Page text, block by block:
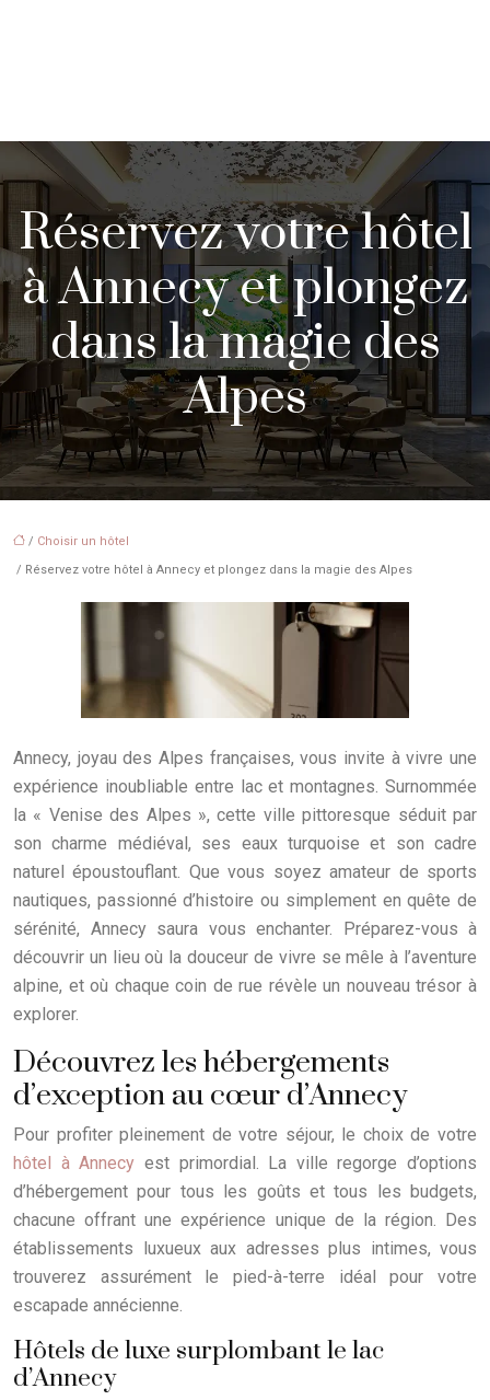
Réservez votre hôtel
à Annecy et plongez
dans la magie des
Alpes
/ Choisir un hôtel
/ Réservez votre hôtel à Annecy et plongez dans la magie des Alpes
Annecy, joyau des Alpes françaises, vous invite à vivre une
expérience inoubliable entre lac et montagnes. Surnommée
la « Venise des Alpes », cette ville pittoresque séduit par
son charme médiéval, ses eaux turquoise et son cadre
naturel époustouflant. Que vous soyez amateur de sports
nautiques, passionné d’histoire ou simplement en quête de
sérénité, Annecy saura vous enchanter. Préparez-vous à
découvrir un lieu où la douceur de vivre se mêle à l’aventure
alpine, et où chaque coin de rue révèle un nouveau trésor à
explorer.
Découvrez les hébergements
d’exception au cœur d’Annecy
Pour profiter pleinement de votre séjour, le choix de votre
hôtel à Annecy est primordial. La ville regorge d’options
d’hébergement pour tous les goûts et tous les budgets,
chacune offrant une expérience unique de la région. Des
établissements luxueux aux adresses plus intimes, vous
trouverez assurément le pied-à-terre idéal pour votre
escapade annécienne.
Hôtels de luxe surplombant le lac
d’Annecy